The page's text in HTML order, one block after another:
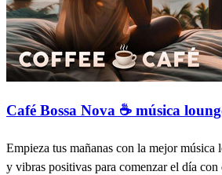
Café Bossa Nova ☕️ música
Empieza tus mañanas con la mejor
y vibras positivas para comenzar el día